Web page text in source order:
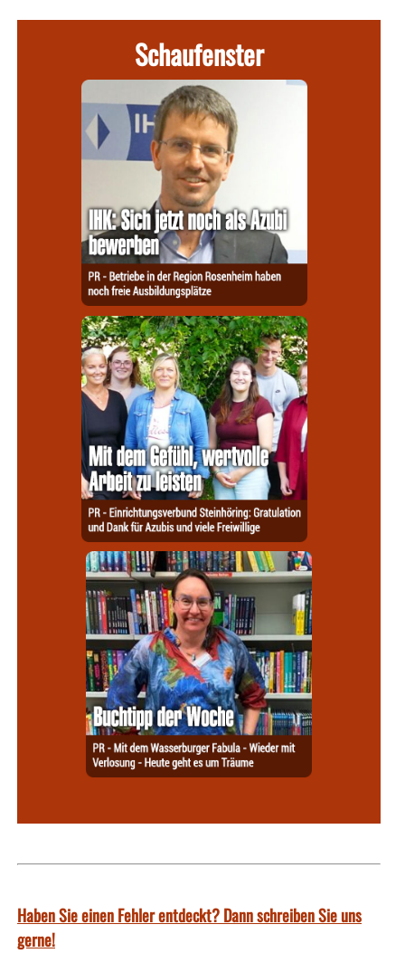
Schaufenster
Haben Sie einen Fehler entdeckt? Dann schreiben Sie uns
gerne!